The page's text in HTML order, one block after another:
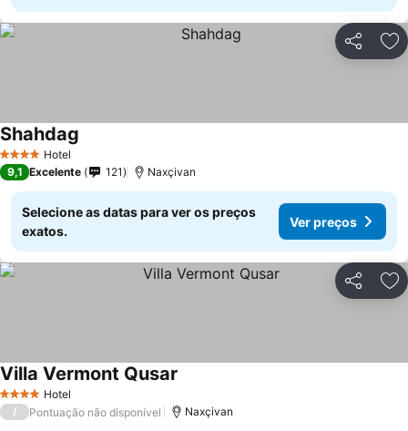
Partilhar
4 EstrelasHotel
Shahdag
9,1 Excelente 121 Naxçivan
Selecione as datas para ver os preços
exatos.
Ver preços
Partilhar
4 EstrelasHotel
Villa Vermont Qusar
/ Pontuação não disponível Naxçivan